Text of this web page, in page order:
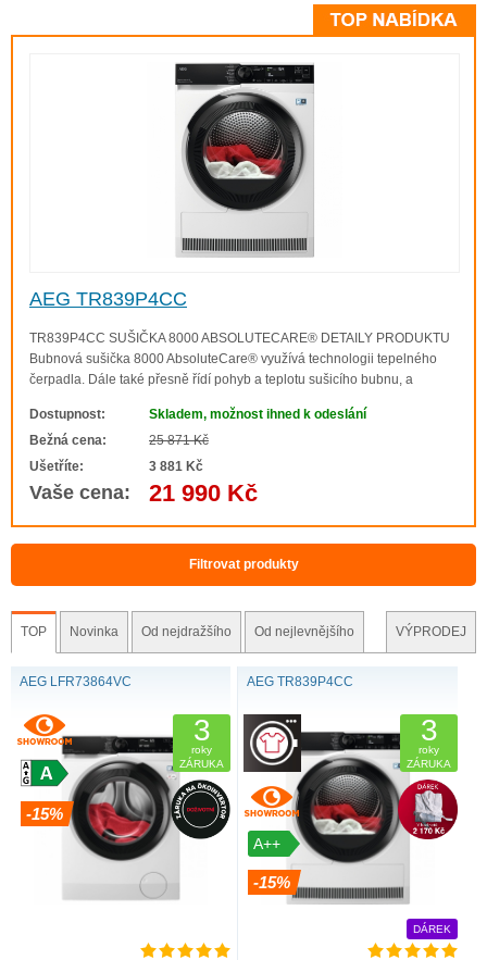
AEG TR839P4CC
TR839P4CC SUŠIČKA 8000 ABSOLUTECARE® DETAILY PRODUKTU
Bubnová sušička 8000 AbsoluteCare® využívá technologii tepelného
čerpadla. Dále také přesně řídí pohyb a teplotu sušicího bubnu, a
AbsoluteCare® obnovuje ochranu proti vodě u..
Dostupnost:
Skladem, možnost ihned k odeslání
Bežná cena:
25 871 Kč
Ušetříte:
3 881 Kč
Vaše cena: 21 990 Kč
Filtrovat produkty
TOP Novinka Od nejdražšího Od nejlevnějšího VÝPRODEJ
AEG LFR73864VC
-15%
3
roky
ZÁRUKA
AEG TR839P4CC
A++
-15%
3
roky
ZÁRUKA
DÁREK